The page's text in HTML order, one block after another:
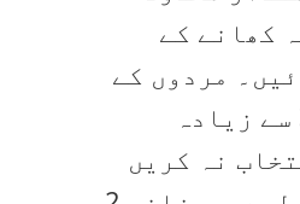
کھانے کے
مردوں کے
لیے، روزانہ 3 سے زیادہ
نہ کریں